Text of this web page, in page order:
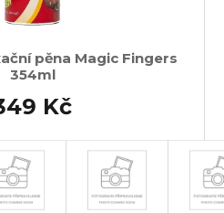
pěna Magic Fingers
354ml
Kč